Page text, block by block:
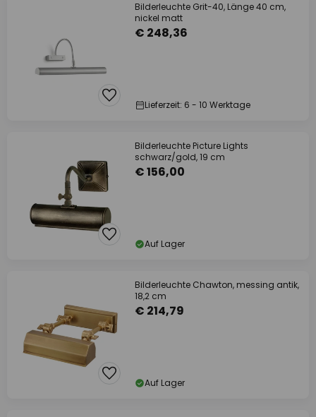
Bilderleuchte Grit-40, Länge 40 cm,
nickel matt
€ 248,36
Lieferzeit: 6 - 10 Werktage
Bilderleuchte Picture Lights
schwarz/gold, 19 cm
€ 156,00
Auf Lager
Bilderleuchte Chawton, messing antik,
18,2 cm
€ 214,79
Auf Lager